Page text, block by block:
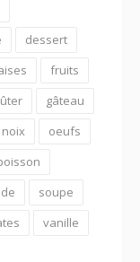
dessert
fruits
gâteau
noix
oeufs
soupe
vanille